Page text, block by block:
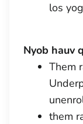
los
Nyob hauv
Them
them